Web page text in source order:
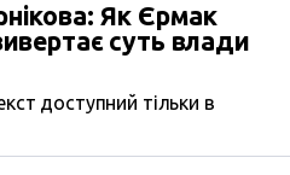
Як Єрмак
суть влади
доступний тільки в